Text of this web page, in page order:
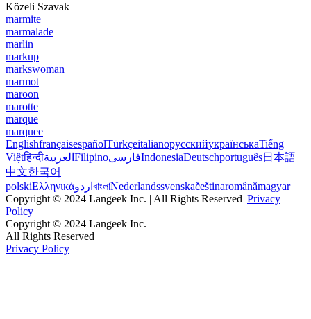
Közeli Szavak
marmite
marmalade
marlin
markup
markswoman
marmot
maroon
marotte
marque
marquee
EnglishfrançaisespañolTürkçeitalianoрусскийукраїнськаTiếng
Việtहिन्दीالعربية FilipinoفارسیIndonesiaDeutschportuguês日本語
中文한국어
polskiΕλληνικάاردو বাংলাNederlandssvenskačeštinaromânămagyar
Copyright © 2024 Langeek Inc. | All Rights Reserved |Privacy
Policy
Copyright © 2024 Langeek Inc.
All Rights Reserved
Privacy Policy